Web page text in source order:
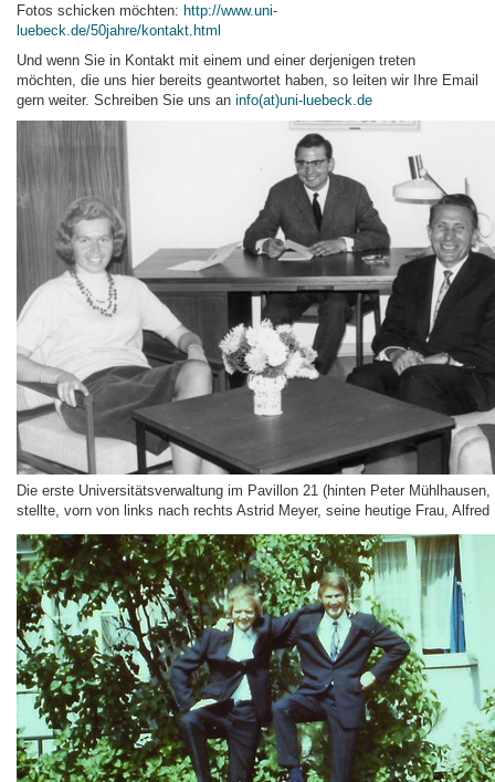
Fotos schicken möchten: http://www.uni-
luebeck.de/50jahre/kontakt.html
Und wenn Sie in Kontakt mit einem und einer derjenigen treten
möchten, die uns hier bereits geantwortet haben, so leiten wir Ihre Email
gern weiter. Schreiben Sie uns an info(at)uni-luebeck.de
Die erste Universitätsverwaltung im Pavillon 21 (hinten Peter
stellte, vorn von links nach rechts Astrid Meyer, seine heutige Frau, Alfred